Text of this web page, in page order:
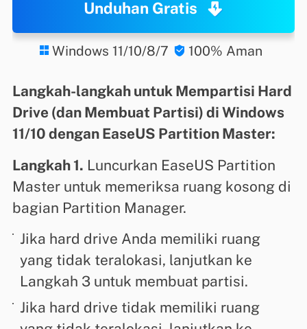
Unduhan Gratis
 Windows 11/10/8/7  100% Aman
Langkah-langkah untuk Mempartisi Hard
Drive (dan Membuat Partisi) di Windows
11/10 dengan EaseUS Partition Master:
Langkah 1. Luncurkan EaseUS Partition
Master untuk memeriksa ruang kosong di
bagian Partition Manager.
Jika hard drive Anda memiliki ruang
yang tidak teralokasi, lanjutkan ke
Langkah 3 untuk membuat partisi.
Jika hard drive tidak memiliki ruang